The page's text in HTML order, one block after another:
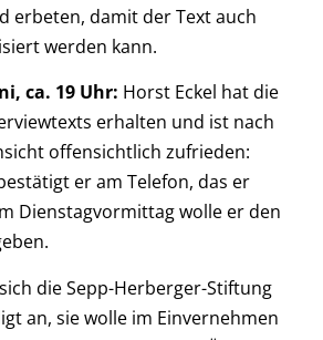
erbeten, damit der Text auch
werden kann.
ca. 19 Uhr: Horst Eckel hat die
erhalten und ist nach
offensichtlich zufrieden:
er am Telefon, das er
Dienstagvormittag wolle er den
die Sepp-Herberger-Stiftung
an, sie wolle im Einvernehmen